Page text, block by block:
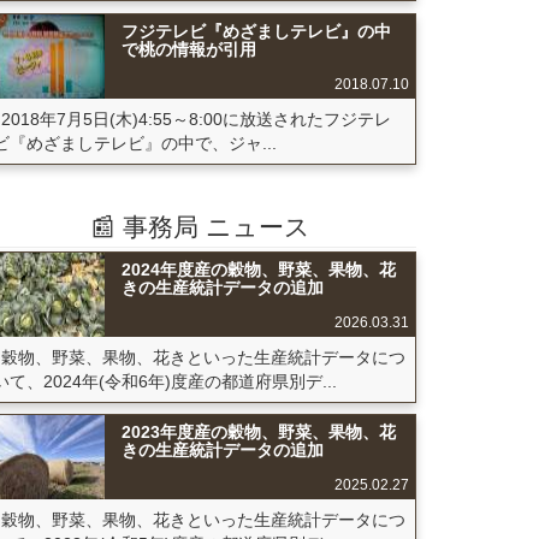
フジテレビ『めざましテレビ』の中
で桃の情報が引用
2018.07.10
2018年7月5日(木)4:55～8:00に放送されたフジテレ
『めざましテレビ』の中で、ジャ...
📰 事務局 ニュース
2024年度産の穀物、野菜、果物、花
きの生産統計データの追加
2026.03.31
穀物、野菜、果物、花きといった生産統計データにつ
て、2024年(令和6年)度産の都道府県別デ...
2023年度産の穀物、野菜、果物、花
きの生産統計データの追加
2025.02.27
穀物、野菜、果物、花きといった生産統計データにつ